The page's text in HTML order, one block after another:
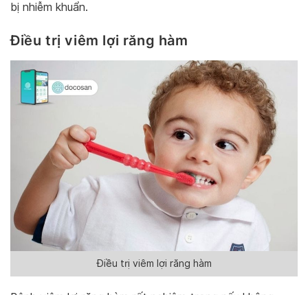
bị nhiễm khuẩn.
Điều trị viêm lợi răng hàm
Điều trị viêm lợi răng hàm